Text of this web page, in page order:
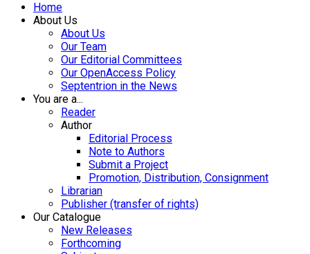
Home
About Us
About Us
Our Team
Our Editorial Committees
Our OpenAccess Policy
Septentrion in the News
You are a...
Reader
Author
Editorial Process
Note to Authors
Submit a Project
Promotion, Distribution, Consignment
Librarian
Publisher (transfer of rights)
Our Catalogue
New Releases
Forthcoming